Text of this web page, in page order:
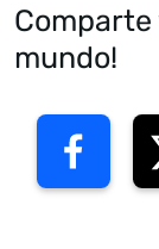
Comparte
mundo!